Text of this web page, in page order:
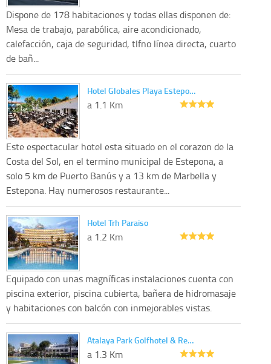
Dispone de 178 habitaciones y todas ellas disponen de:
Mesa de trabajo, parabólica, aire acondicionado,
calefacción, caja de seguridad, tlfno línea directa, cuarto
de bañ...
Hotel Globales Playa Estepo…
a 1.1 Km
Este espectacular hotel esta situado en el corazon de la
Costa del Sol, en el termino municipal de Estepona, a
solo 5 km de Puerto Banús y a 13 km de Marbella y
Estepona. Hay numerosos restaurante...
Hotel Trh Paraiso
a 1.2 Km
Equipado con unas magníficas instalaciones cuenta con
piscina exterior, piscina cubierta, bañera de hidromasaje
y habitaciones con balcón con inmejorables vistas.
Atalaya Park Golfhotel & Re…
a 1.3 Km